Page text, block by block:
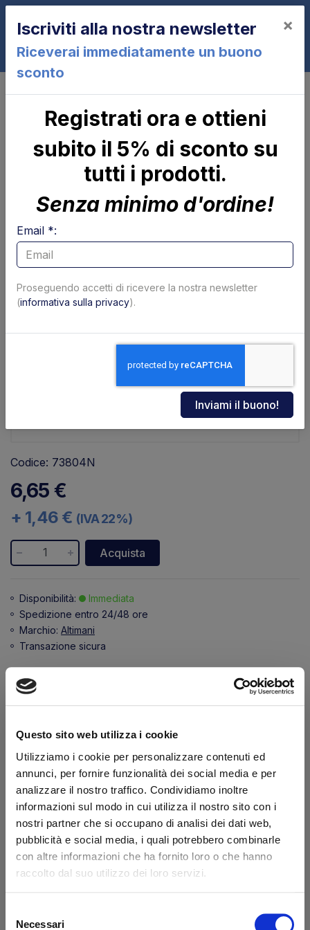
Questo sito web utilizza i cookie
Utilizziamo i cookie per personalizzare contenuti ed
annunci, per fornire funzionalità dei social media e per
analizzare il nostro traffico. Condividiamo inoltre
informazioni sul modo in cui utilizza il nostro sito con i
nostri partner che si occupano di analisi dei dati web,
pubblicità e social media, i quali potrebbero combinarle
con altre informazioni che ha fornito loro o che hanno
raccolto dal suo utilizzo dei loro servizi.
delNecessari
0
Contatto NO normalmente aperto
verde
Codice: 73804N
6,65 €
+ 1,46 € (IVA 22%)
Acquista
Disponibilità:
Immediata
Spedizione entro 24/48 ore
Marchio: Altimani
Transazione sicura
Riferimento originale Elefantcar codice 551188 I
selettori ELE551189 e ELE551219 usano la basetta
ELE551180 e possono montare i contatti (o frutti) :
551188 (normalmente aperto) e/o 551181
(normalmente chiuso)
Dicono di noi
Iscriviti alla nostra newsletter
Riceverai immediatamente un buono
sconto
×
Registrati ora e ottieni
subito il 5% di sconto su
tutti i prodotti.
Senza minimo d'ordine!
Email *:
Proseguendo accetti di ricevere la nostra newsletter
(informativa sulla privacy).